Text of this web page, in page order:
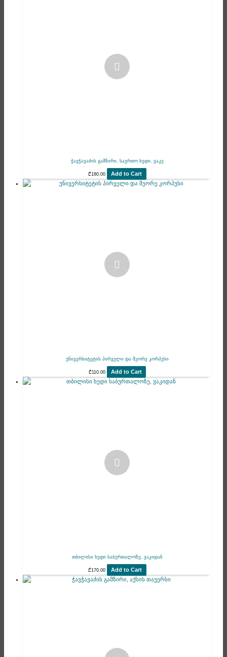
ჭავჭავაძის გამზირი, საერთო ხედი, ვაკე
₾180.00 Add to Cart
უნივერსიტეტის პირველი და მეორე კორპუსი
₾110.00 Add to Cart
თბილისი ხედი საბურთალოზე, ვაკიდან
₾170.00 Add to Cart